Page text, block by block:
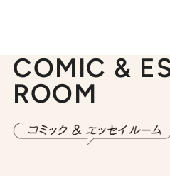
COMIC &
ROOM